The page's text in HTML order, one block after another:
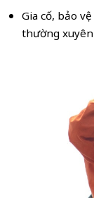
Gia cố, bảo
thường